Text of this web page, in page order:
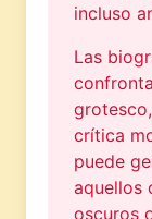
incluso
Las
crítica
puede
aquellos
oscuros